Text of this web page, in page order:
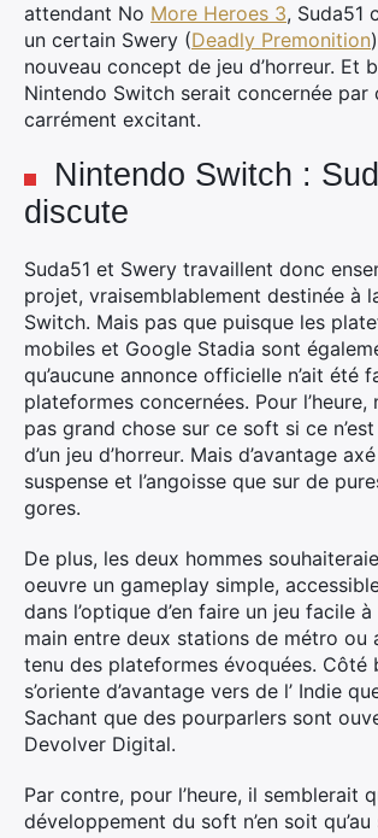
attendant No More Heroes 3, Suda51
un certain Swery (Deadly Premonition
nouveau concept de jeu d’horreur. Et
Nintendo Switch serait concernée par
carrément excitant.
Nintendo Switch :
discute
Suda51 et Swery travaillent donc
projet, vraisemblablement destinée à
Switch. Mais pas que puisque les
mobiles et Google Stadia sont
qu’aucune annonce officielle n’ait été
plateformes concernées. Pour l’heure,
pas grand chose sur ce soft si ce n’est
d’un jeu d’horreur. Mais d’avantage
suspense et l’angoisse que sur de
gores.
De plus, les deux hommes
oeuvre un gameplay simple,
dans l’optique d’en faire un jeu facile
main entre deux stations de métro ou
tenu des plateformes évoquées. Côté
s’oriente d’avantage vers de l’ Indie
Sachant que des pourparlers sont
Devolver Digital.
Par contre, pour l’heure, il semblerait
développement du soft n’en soit